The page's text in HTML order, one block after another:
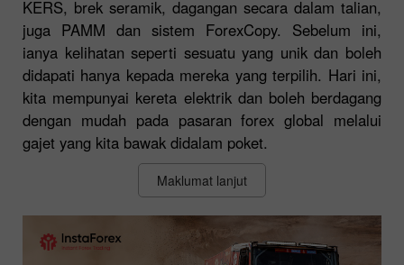
KERS, brek seramik, dagangan secara dalam talian,
juga PAMM dan sistem ForexCopy. Sebelum ini,
ianya kelihatan seperti sesuatu yang unik dan boleh
didapati hanya kepada mereka yang terpilih. Hari ini,
kita mempunyai kereta elektrik dan boleh berdagang
dengan mudah pada pasaran forex global melalui
gajet yang kita bawak didalam poket.
Maklumat lanjut